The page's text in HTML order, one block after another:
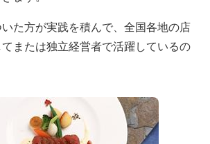
た方が実践を積んで、全国各地の店
または独立経営者で活躍しているの